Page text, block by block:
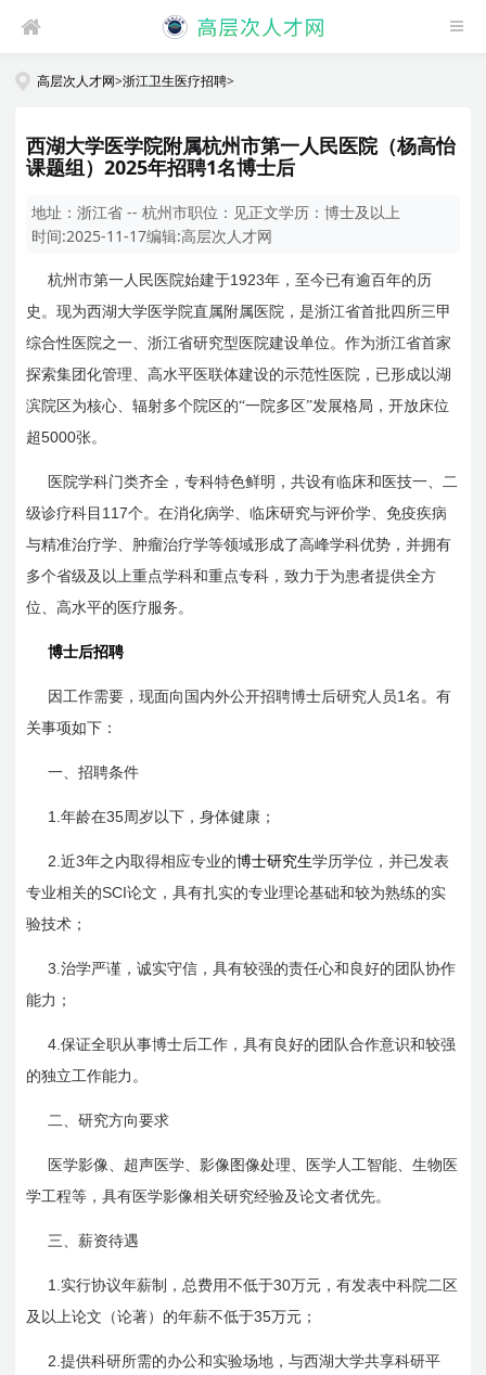
高层次人才网>浙江卫生医疗招聘>
西湖大学医学院附属杭州市第一人民医院（杨高怡
课题组）2025年招聘1名博士后
地址：浙江省 -- 杭州市职位： 见正文学历：博士及以上
时间:2025-11-17编辑:高层次人才网
杭州市第一人民医院始建于1923年，至今已有逾百年的历
史。现为西湖大学医学院直属附属医院，是浙江省首批四所三甲
综合性医院之一、浙江省研究型医院建设单位。作为浙江省首家
探索集团化管理、高水平医联体建设的示范性医院，已形成以湖
滨院区为核心、辐射多个院区的“一院多区”发展格局，开放床位
超5000张。
医院学科门类齐全，专科特色鲜明，共设有临床和医技一、二
级诊疗科目 117个。在消化病学、临床研究与评价学、免疫疾病
与精准治疗学、肿瘤治疗学等领域形成了高峰学科优势，并拥有
多个省级及以上重点学科和重点专科，致力于为患者提供全方
位、高水平的医疗服务。
博士后招聘
因工作需要，现面向国内外公开招聘博士后研究人员1名。有
关事项如下：
一、招聘条件
1.年龄在35周岁以下，身体健康；
2.近3年之内取得相应专业的博士研究生学历学位，并已发表
专业相关的SCI论文，具有扎实的专业理论基础和较为熟练的实
验技术；
3.治学严谨，诚实守信，具有较强的责任心和良好的团队协作
能力；
4.保证全职从事博士后工作，具有良好的团队合作意识和较强
的独立工作能力。
二、研究方向要求
医学影像、超声医学、影像图像处理、医学人工智能、生物医
学工程等，具有医学影像相关研究经验及论文者优先。
三、薪资待遇
1. 实行协议年薪制，总费用不低于30万元，有发表中科院二区
及以上论文（论著）的年薪不低于35万元；
2.提供科研所需的办公和实验场地，与西湖大学共享科研平